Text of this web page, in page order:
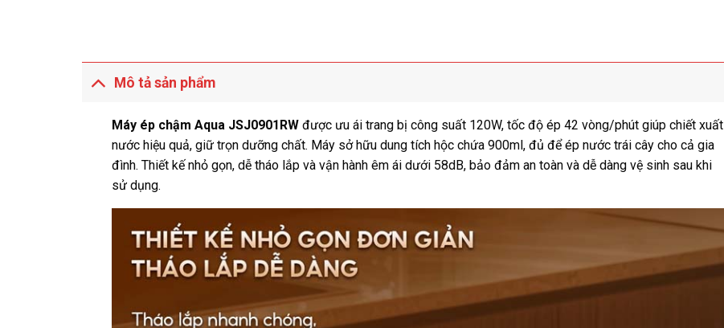
Mô tả sản phẩm
Máy ép chậm Aqua JSJ0901RWđược ưu ái trang bị công suất 120W, tốc độ ép 42 vòng/phút giúp chiết xuất
nước hiệu quả, giữ trọn dưỡng chất. Máy sở hữu dung tích hộc chứa 900ml, đủ để ép nước trái cây cho cả gia
đình. Thiết kế nhỏ gọn, dễ tháo lắp và vận hành êm ái dưới 58dB, bảo đảm an toàn và dễ dàng vệ sinh sau khi
sử dụng.